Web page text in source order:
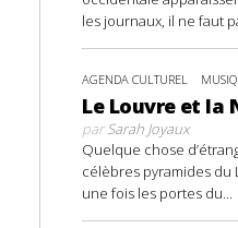
les journaux, il ne faut
AGENDA CULTUREL
Le Louvre et la
parSarah Joyaux
Quelque chose
célèbres pyramides
une fois les portes du...